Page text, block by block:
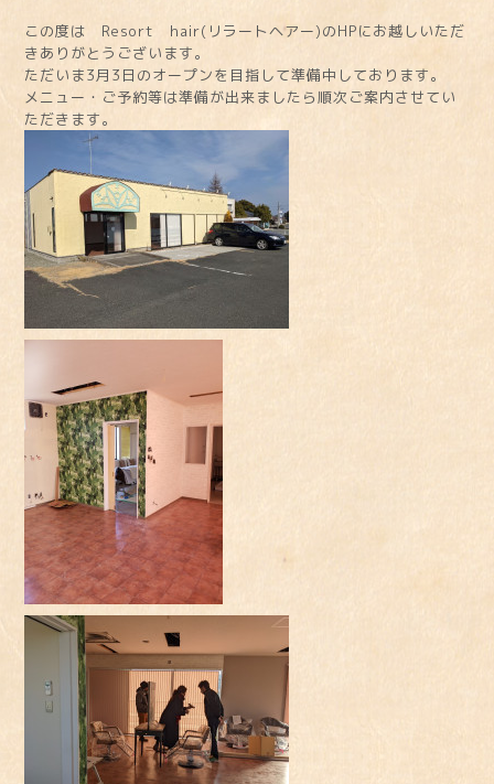
この度は Resort hair(リラートヘアー)のHPにお越しいただ
きありがとうございます。
ただいま3月3日のオープンを目指して準備中しております。
メニュー・ご予約等は準備が出来ましたら順次ご案内させてい
ただきます。